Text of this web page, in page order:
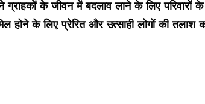
के जीवन में बदलाव लाने के लिए परिवारों
होने के लिए प्रेरित और उत्साही लोगों की तलाश